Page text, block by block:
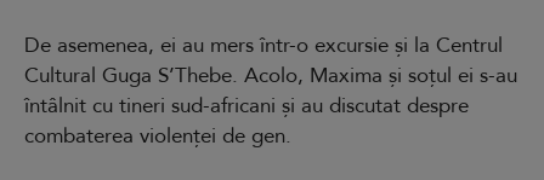
De asemenea, ei au mers într-o excursie și la Centrul
Cultural Guga S’Thebe. Acolo, Maxima și soțul ei s-au
întâlnit cu tineri sud-africani și au discutat despre
combaterea violenței de gen.